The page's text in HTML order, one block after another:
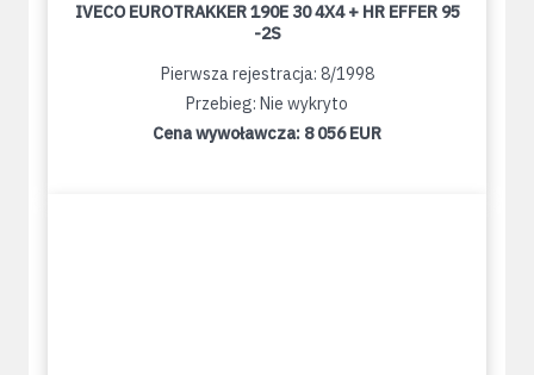
IVECO EUROTRAKKER 190E 30 4X4 + HR EFFER 95
-2S
Pierwsza rejestracja: 8/1998
Przebieg: Nie wykryto
Cena wywoławcza: 8 056 EUR